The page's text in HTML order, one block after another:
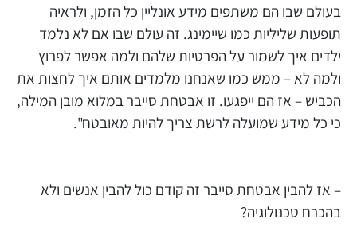
בעולם שבו הם משתפים מידע אונליין כל הזמן, ולראיה
תופעות שליליות כמו שיימינג. זה עולם שבו אם לא נלמד
ילדים איך לשמור על הפרטיות שלהם ולמה אפשר לפרוץ
ולמה לא – ממש כמו שאנחנו מלמדים אותם איך לחצות את
הכביש – אז הם ייפגעו. זו אבטחת סייבר במלוא מובן המילה,
כי כל מידע שמועלה לרשת צריך להיות מאובטח".
– אז להבין אבטחת סייבר זה קודם כול להבין אנשים ולא
בהכרח טכנולוגיה?